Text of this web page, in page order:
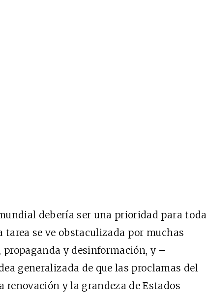
debería ser una prioridad para toda
tarea se ve obstaculizada por muchas
y desinformación, y –
generalizada de que las proclamas del
renovación y la grandeza de Estados